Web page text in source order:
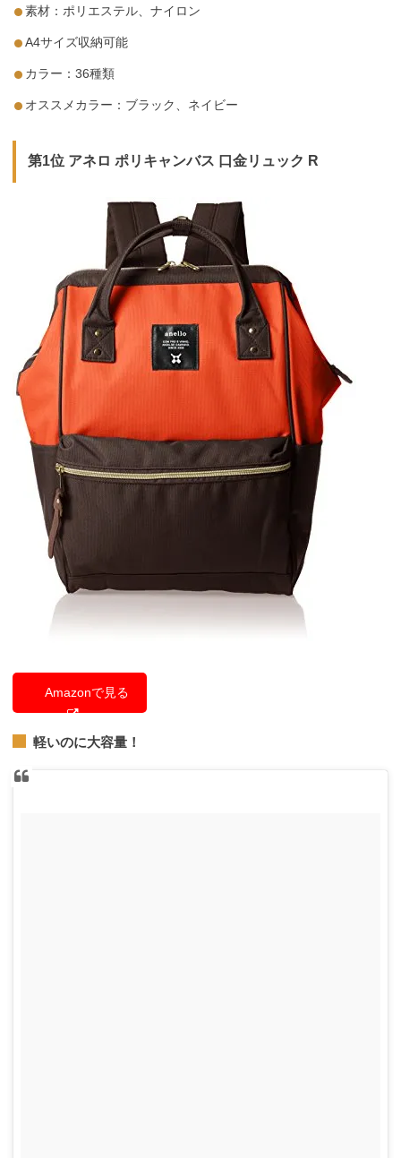
素材：ポリエステル、ナイロン
A4サイズ収納可能
カラー：36種類
オススメカラー：ブラック、ネイビー
第1位 アネロ ポリキャンバス 口金リュック R
Amazonで見る
軽いのに大容量！